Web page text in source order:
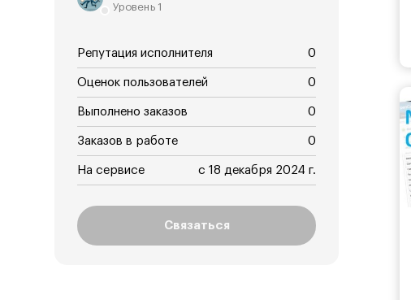
Уровень 1
Репутация исполнителя 0
Оценок пользователей 0
Выполнено заказов 0
Заказов в работе 0
На сервисе с 18 декабря 2024 г.
Связаться